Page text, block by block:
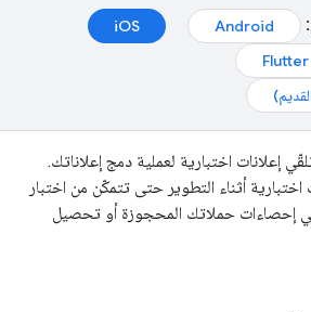
Android
iOS
اختبارية لعملية دمج إعلاناتك.
أثناء التطوير حتى تتمكّن من اختبار
حملاتك المحجوزة أو تحصيل